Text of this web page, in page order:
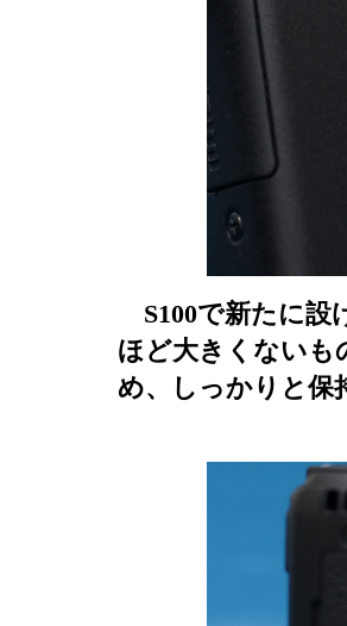
S100で新たに設
ほど大きくないも
め、しっかりと保